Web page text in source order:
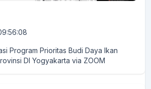
Program Prioritas Budi Daya Ikan
DI Yogyakarta via ZOOM